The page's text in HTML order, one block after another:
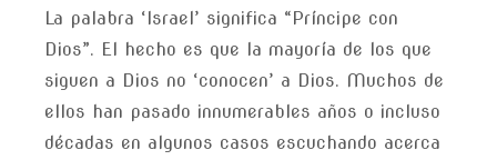
La palabra ‘Israel’ significa “Príncipe con
Dios”. El hecho es que la mayoría de los que
siguen a Dios no ‘conocen’ a Dios. Muchos de
ellos han pasado innumerables años o incluso
décadas en algunos casos escuchando acerca